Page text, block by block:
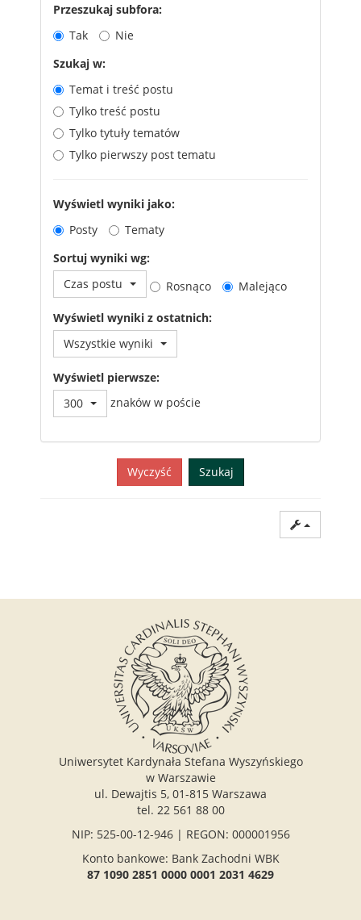
Przeszukaj subfora:
Tak
Nie
Szukaj w:
Temat i treść postu
Tylko treść postu
Tylko tytuły tematów
Tylko pierwszy post tematu
Wyświetl wyniki jako:
Posty
Tematy
Sortuj wyniki wg:
Czas postu
Rosnąco Malejąco
Wyświetl wyniki z ostatnich:
Wszystkie wyniki
Wyświetl pierwsze:
300
znaków w poście
Uniwersytet Kardynała Stefana Wyszyńskiego
w Warszawie
ul. Dewajtis 5, 01-815 Warszawa
tel. 22 561 88 00
NIP: 525-00-12-946 | REGON: 000001956
Konto bankowe: Bank Zachodni WBK
87 1090 2851 0000 0001 2031 4629